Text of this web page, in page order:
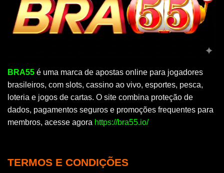
BRA55 é uma marca de apostas online para jogadores
brasileiros, com slots, cassino ao vivo, esportes, pesca,
loteria e jogos de cartas. O site combina proteção de
dados, pagamentos seguros e promoções frequentes para
membros, acesse agora https://bra55.io/
TERMOS E CONDIÇÕES